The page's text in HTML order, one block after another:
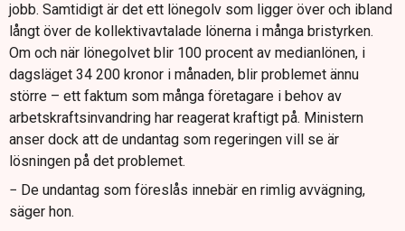
jobb. Samtidigt är det ett lönegolv som ligger över och ibland
långt över de kollektivavtalade lönerna i många bristyrken.
Om och när lönegolvet blir 100 procent av medianlönen, i
dagsläget 34 200 kronor i månaden, blir problemet ännu
större – ett faktum som många företagare i behov av
arbetskraftsinvandring har reagerat kraftigt på. Ministern
anser dock att de undantag som regeringen vill se är
lösningen på det problemet.
− De undantag som föreslås innebär en rimlig avvägning,
säger hon.